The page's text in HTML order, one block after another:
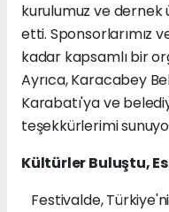
kurulumuz ve
etti. Sponsorlarımız
kadar kapsamlı bir
Ayrıca, Karacabey
Karabatı'ya ve
teşekkürlerimi
Kültürler Buluştu,
Festivalde,